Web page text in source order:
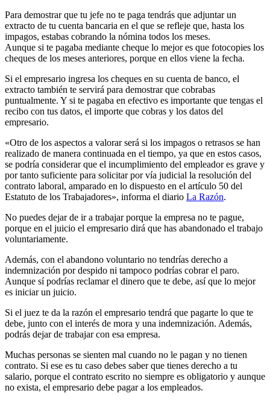
Para demostrar que tu jefe no te paga tendrás que adjuntar un
extracto de tu cuenta bancaria en el que se refleje que, hasta los
impagos, estabas cobrando la nómina todos los meses.
Aunque si te pagaba mediante cheque lo mejor es que fotocopies los
cheques de los meses anteriores, porque en ellos viene la fecha.
Si el empresario ingresa los cheques en su cuenta de banco, el
extracto también te servirá para demostrar que cobrabas
puntualmente. Y si te pagaba en efectivo es importante que tengas el
recibo con tus datos, el importe que cobras y los datos del
empresario.
«Otro de los aspectos a valorar será si los impagos o retrasos se han
realizado de manera continuada en el tiempo, ya que en estos casos,
se podría considerar que el incumplimiento del empleador es grave y
por tanto suficiente para solicitar por vía judicial la resolución del
contrato laboral, amparado en lo dispuesto en el artículo 50 del
Estatuto de los Trabajadores», informa el diario La Razón.
No puedes dejar de ir a trabajar porque la empresa no te pague,
porque en el juicio el empresario dirá que has abandonado el trabajo
voluntariamente.
Además, con el abandono voluntario no tendrías derecho a
indemnización por despido ni tampoco podrías cobrar el paro.
Aunque sí podrías reclamar el dinero que te debe, así que lo mejor
es iniciar un juicio.
Si el juez te da la razón el empresario tendrá que pagarte lo que te
debe, junto con el interés de mora y una indemnización. Además,
podrás dejar de trabajar con esa empresa.
Muchas personas se sienten mal cuando no le pagan y no tienen
contrato. Si ese es tu caso debes saber que tienes derecho a tu
salario, porque el contrato escrito no siempre es obligatorio y aunque
no exista, el empresario debe pagar a los empleados.